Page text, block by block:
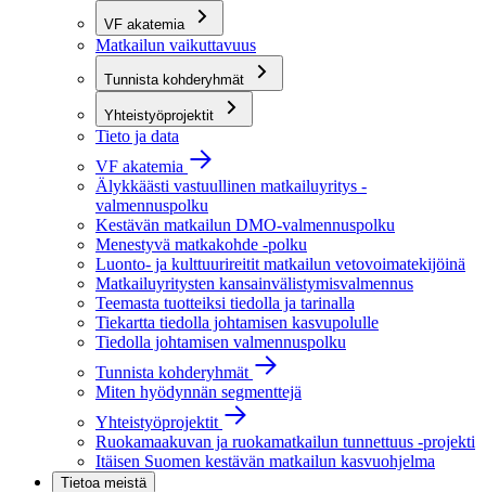
VF akatemia
Matkailun vaikuttavuus
Tunnista kohderyhmät
Yhteistyöprojektit
Tieto ja data
VF akatemia
Älykkäästi vastuullinen matkailuyritys -
valmennuspolku
Kestävän matkailun DMO-valmennuspolku
Menestyvä matkakohde -polku
Luonto- ja kulttuurireitit matkailun vetovoimatekijöinä
Matkailuyritysten kansainvälistymisvalmennus
Teemasta tuotteiksi tiedolla ja tarinalla
Tiekartta tiedolla johtamisen kasvupolulle
Tiedolla johtamisen valmennuspolku
Tunnista kohderyhmät
Miten hyödynnän segmenttejä
Yhteistyöprojektit
Ruokamaakuvan ja ruokamatkailun tunnettuus -projekti
Itäisen Suomen kestävän matkailun kasvuohjelma
Tietoa meistä